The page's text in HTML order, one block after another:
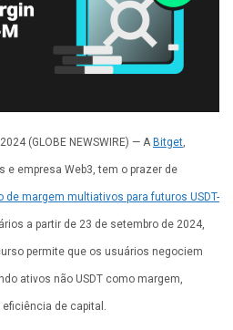
(GLOBE NEWSWIRE) — A Bitget
e empresa Web3, tem o prazer de
de margem multiativos para futuros USDT-
a partir de 23 de setembro de 2024,
permite que os usuários negociem
ativos não USDT como margem,
de capital.